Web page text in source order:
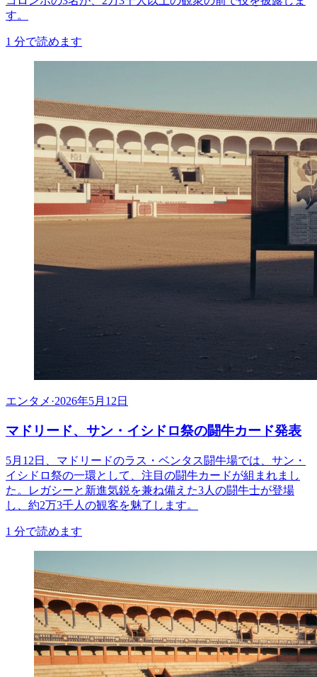
す。
1 分で読めます
エンタメ ·2026年5月12日
マドリード、サン・イシドロ祭の闘牛カード発表
5月12日、マドリードのラス・ベンタス闘牛場では、サン・
イシドロ祭の一環として、注目の闘牛カードが組まれまし
た。レガシーと新進気鋭を兼ね備えた3人の闘牛士が登場
し、約2万3千人の観客を魅了します。
1 分で読めます